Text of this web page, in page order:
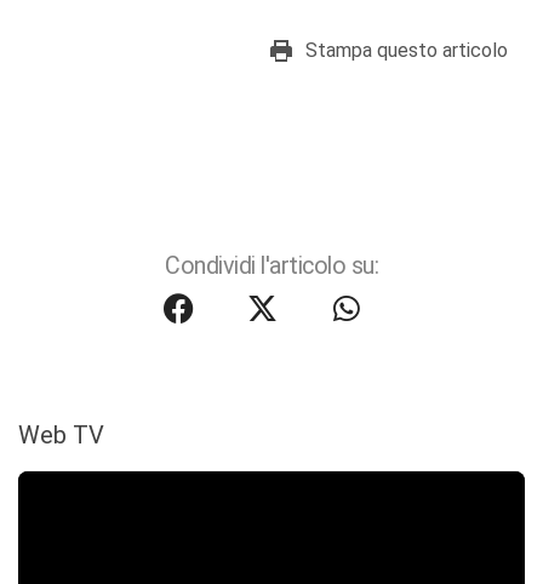
Stampa questo articolo
Condividi l'articolo su:
Web TV